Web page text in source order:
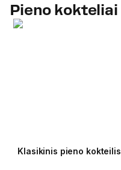
Pieno kokteliai
Klasikinis pieno kokteilis